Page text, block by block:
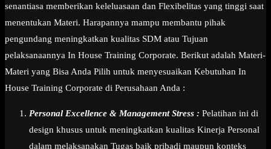
senantiasa memberikan keleluasaan dan Flexibelitas yang tinggi saat
menentukan Materi. Harapannya mampu membantu pihak
pengundang meningkatkan kualitas SDM atau Tujuan
pelaksanaannya In House Training Corporate. Berikut adalah Materi-
Materi yang Bisa Anda Pilih untuk menyesuaikan Kebutuhan In
House Training Corporate di Perusahaan Anda :
Personal Excellence & Management Stress : Pelatihan ini di
design khusus untuk meningkatkan kualitas Kinerja Personal
dalam melaksanakan Tugas baik pribadi maupun konteks